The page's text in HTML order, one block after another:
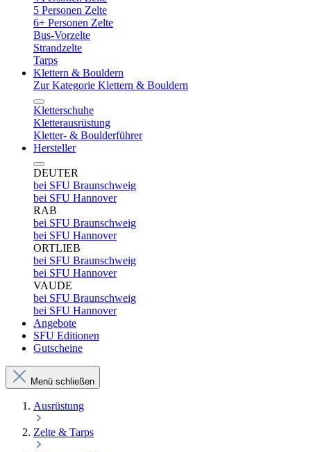
5 Personen Zelte
6+ Personen Zelte
Bus-Vorzelte
Strandzelte
Tarps
Klettern & Bouldern
Zur Kategorie Klettern & Bouldern
Kletterschuhe
Kletterausrüstung
Kletter- & Boulderführer
Hersteller
DEUTER
bei SFU Braunschweig
bei SFU Hannover
RAB
bei SFU Braunschweig
bei SFU Hannover
ORTLIEB
bei SFU Braunschweig
bei SFU Hannover
VAUDE
bei SFU Braunschweig
bei SFU Hannover
Angebote
SFU Editionen
Gutscheine
Menü schließen
Ausrüstung
Zelte & Tarps